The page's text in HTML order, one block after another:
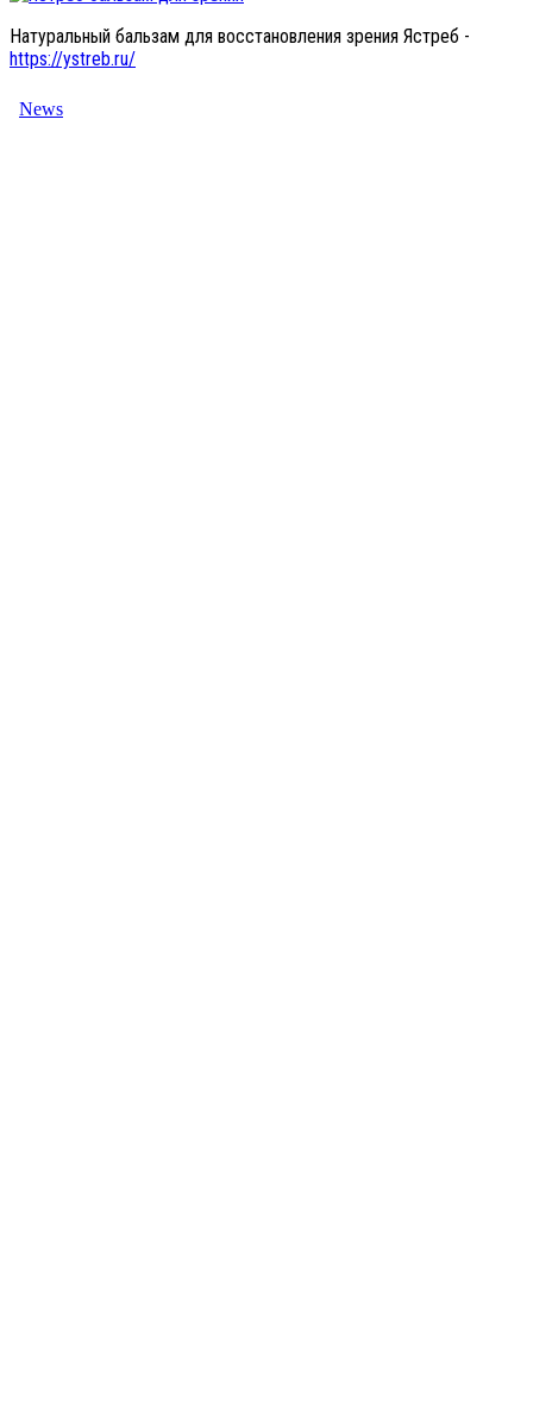
Натуральный бальзам для восстановления зрения Ястреб -
https://ystreb.ru/